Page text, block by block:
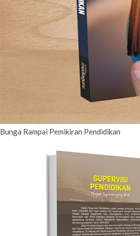
Bunga Rampai Pemikiran Pendidikan